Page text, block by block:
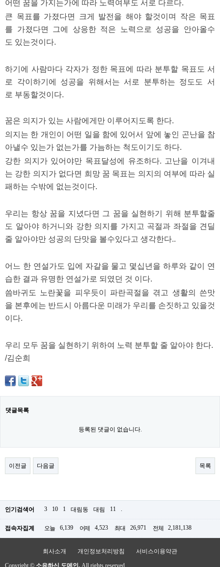
어떤 꿈을 가지는가에 따라 노력여부도 서로 다르다.
큰 목표를 가졌다면 크게 발전을 해야 할것이며 작은 목표
를 가졌다면 그에 상응한 적은 노력으로 성공을 안아올수
도 있는것이다.
하기에 사람마다 각자가 정한 목표에 따라 분투할 목표도 서
로 각이하기에 성공을 위해서는 서로 분투하는 정도도 서
로 부동할것이다.
꿈은 의지가 있는 사람에게만 이루어지도록 한다.
의지는 한 개인이 어떤 일을 함에 있어서 앞에 놓인 곤난을 참
아낼수 있는가 없는가를 가늠하는 척도이기도 하다.
강한 의지가 있어야만 목표달성에 유조하다. 고난을 이겨내
는 강한 의지가 없다면 희망 꿈 목표는 의지의 여부에 따라 실
패하는 수밖에 없는것이다.
우리는 항상 꿈을 지녔다면 그 꿈을 실현하기 위해 분투할줄
도 알아야 하거니와 강한 의지를 가지고 곡절과 좌절을 견딜
줄 알아야만 성공의 단맛을 볼수있다고 생각한다..
어느 한 연설가도 입에 자갈을 물고 몇십년을 하루와 같이 연
습한 결과 유명한 연설가로 되였던 것 이다.
씀바귀도 노란꽃을 피우듯이 파란곡절을 겪고 생활의 쓴맛
을 본후에는 반드시 아름다운 미래가 우리를 손짓하고 있을것
이다.
우리 모두 꿈을 실현하기 위하여 노력 분투할 줄 알아야 한다.
/김순희
댓글목록
등록된 댓글이 없습니다.
이전글 다음글 목록
인기검색어 3 10 1 대림동 대림 11 .
접속자집계 오늘 6,139 어제 4,523 최대 26,971 전체 2,181,138
회사소개 개인정보처리방침 서비스이용약관
Copyright © 소유하신 도메인. All rights reserved.